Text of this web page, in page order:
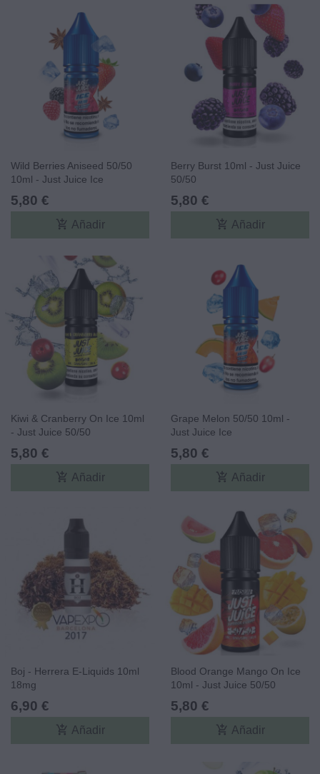
Wild Berries Aniseed 50/50
10ml - Just Juice Ice
5,80 €
add_shopping_cart Añadir
Berry Burst 10ml - Just Juice
50/50
5,80 €
add_shopping_cart Añadir
Kiwi & Cranberry On Ice 10ml
- Just Juice 50/50
5,80 €
add_shopping_cart Añadir
Grape Melon 50/50 10ml -
Just Juice Ice
5,80 €
add_shopping_cart Añadir
Boj - Herrera E-Liquids 10ml
18mg
6,90 €
add_shopping_cart Añadir
Blood Orange Mango On Ice
10ml - Just Juice 50/50
5,80 €
add_shopping_cart Añadir